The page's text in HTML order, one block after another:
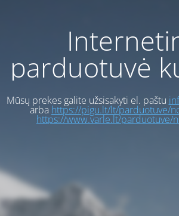
parduotuvė
Mūsų prekes galite užsisakyti el. paštu
arba https://pigu.lt/lt/parduotuve/
https://www.varle.lt/parduotuve/